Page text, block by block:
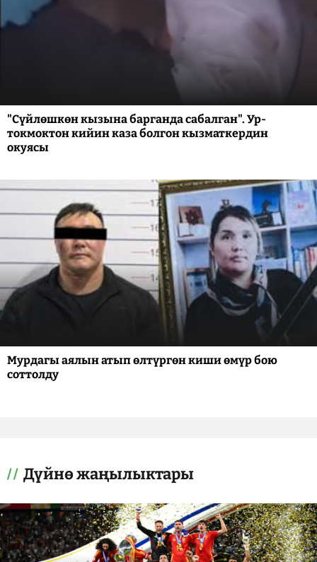
"Сүйлөшкөн кызына барганда сабалган". Ур-
токмоктон кийин каза болгон кызматкердин
окуясы
Мурдагы аялын атып өлтүргөн киши өмүр бою
соттолду
Дүйнө жаңылыктары